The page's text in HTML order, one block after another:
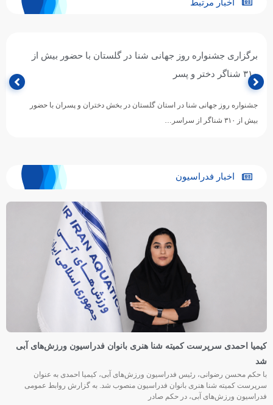
اخبار مرتبط
برگزاری جشنواره روز جهانی شنا در گلستان با حضور بیش از
۳۱۰ شناگر دختر و پسر
جشنواره روز جهانی شنا در استان گلستان در بخش دختران و پسران با حضور
بیش از ۳۱۰ شناگر از سراسر…
اخبار فدراسیون
کیمیا احمدی سرپرست کمیته شنا هنری بانوان فدراسیون ورزش‌های آبی
شد
با حکم محسن رضوانی، رئیس فدراسیون ورزش‌های آبی، کیمیا احمدی به عنوان
سرپرست کمیته شنا هنری بانوان فدراسیون منصوب شد. به گزارش روابط عمومی
فدراسیون ورزش‌های آبی، در حکم صادر